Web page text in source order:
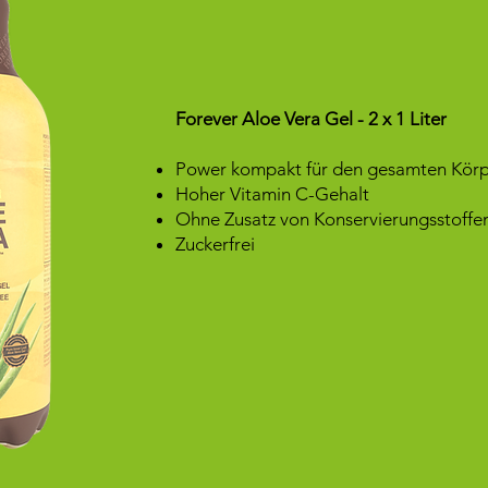
​Forever Aloe Vera Gel - 2 x 1 Liter
Power kompakt für den gesamten
Hoher Vitamin C-Gehalt
Ohne Zusatz von
Zuckerfrei